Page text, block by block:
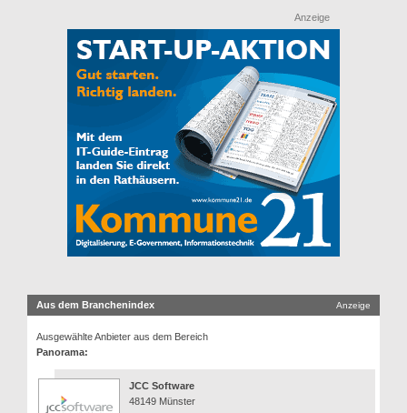
Anzeige
Aus dem Branchenindex Anzeige
Ausgewählte Anbieter aus dem Bereich
Panorama:
JCC Software
48149 Münster